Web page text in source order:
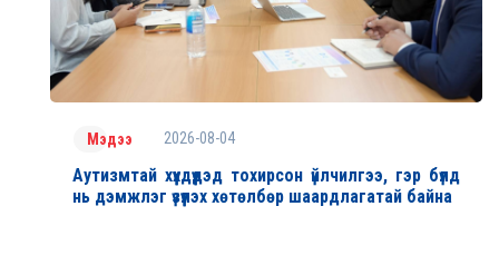
Мэдээ 2026-08-04
Аутизмтай хүүхдүүдэд тохирсон үйлчилгээ, гэр бүлд
нь дэмжлэг үзүүлэх хөтөлбөр шаардлагатай байна